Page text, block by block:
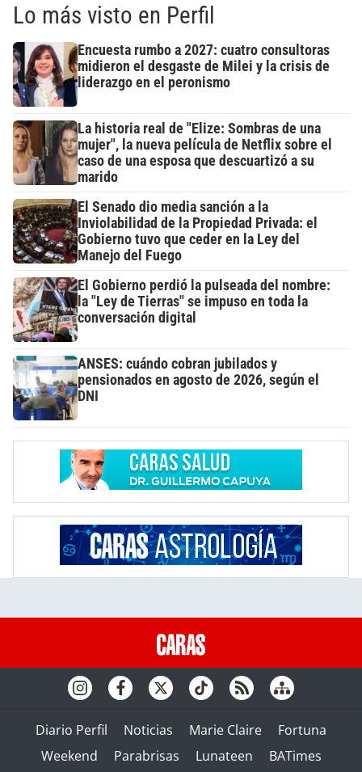
Lo más visto en Perfil
Encuesta rumbo a 2027: cuatro consultoras
midieron el desgaste de Milei y la crisis de
liderazgo en el peronismo
La historia real de "Elize: Sombras de una
mujer", la nueva película de Netflix sobre el
caso de una esposa que descuartizó a su
marido
El Senado dio media sanción a la
Inviolabilidad de la Propiedad Privada: el
Gobierno tuvo que ceder en la Ley del
Manejo del Fuego
El Gobierno perdió la pulseada del nombre:
la "Ley de Tierras" se impuso en toda la
conversación digital
ANSES: cuándo cobran jubilados y
pensionados en agosto de 2026, según el
DNI
Diario Perfil Noticias Marie Claire
Fortuna
Weekend
Parabrisas Lunateen BATimes